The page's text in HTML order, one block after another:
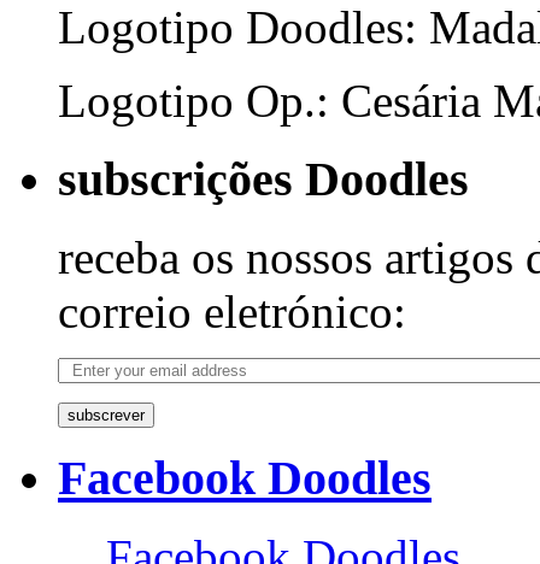
Logotipo Doodles:
Logotipo Op.: Cesária
subscrições Doodles
receba os nossos artigos
correio eletrónico:
subscrever
Facebook Doodles